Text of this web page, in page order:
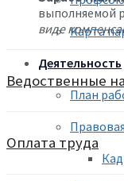
Карта
Деятельность
План
выполняемой
виде
Ведоственные
Оплата труда